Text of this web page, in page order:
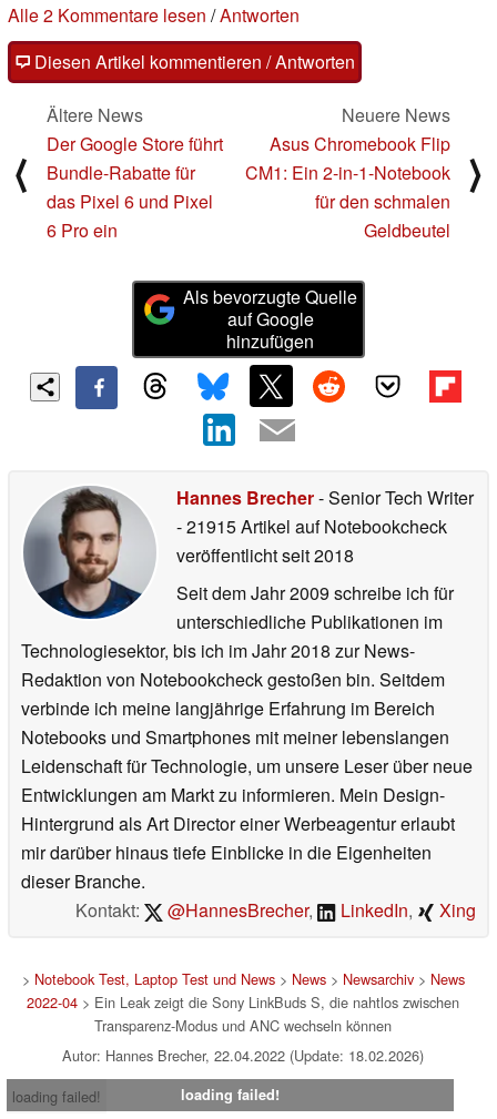
Alle 2 Kommentare lesen /Antworten
Diesen Artikel kommentieren / Antworten
⟨
Ältere News
Der Google Store führt
Bundle-Rabatte für
das Pixel 6 und Pixel
6 Pro ein
Neuere News
Asus Chromebook Flip
CM1: Ein 2-in-1-Notebook
für den schmalen
Geldbeutel
⟩
Als bevorzugte Quelle
auf Google
hinzufügen
Hannes Brecher- Senior Tech Writer
- 21915 Artikel auf Notebookcheck
veröffentlichtseit 2018
Seit dem Jahr 2009 schreibe ich für
unterschiedliche Publikationen im
Technologiesektor, bis ich im Jahr 2018 zur News-
Redaktion von Notebookcheck gestoßen bin. Seitdem
verbinde ich meine langjährige Erfahrung im Bereich
Notebooks und Smartphones mit meiner lebenslangen
Leidenschaft für Technologie, um unsere Leser über neue
Entwicklungen am Markt zu informieren. Mein Design-
Hintergrund als Art Director einer Werbeagentur erlaubt
mir darüber hinaus tiefe Einblicke in die Eigenheiten
dieser Branche.
Kontakt:
@HannesBrecher, LinkedIn, Xing
> Notebook Test, Laptop Test und News> News> Newsarchiv> News
2022-04 > Ein Leak zeigt die Sony LinkBuds S, die nahtlos zwischen
Transparenz-Modus und ANC wechseln können
Autor: Hannes Brecher, 22.04.2022 (Update: 18.02.2026)
loading failed!
loading failed!